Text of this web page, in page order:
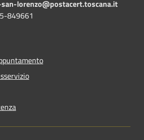
lorenzo@postacert.toscana.it
849661